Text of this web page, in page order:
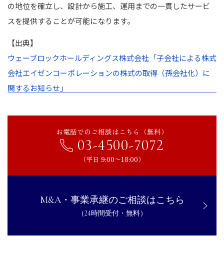
の地位を確立し、設計から施工、運用までの一貫したサービ
スを提供することが可能になります。
【出典】
ウェーブロックホールディングス株式会社「子会社による株式
会社エイゼンコーポレーションの株式の取得（孫会社化）に
関するお知らせ」
お電話でのご相談はこちら（無料）
03-4500-7072
（平日 9:00〜18:00）
M&A・事業承継のご相談はこちら
（24時間受付・無料）